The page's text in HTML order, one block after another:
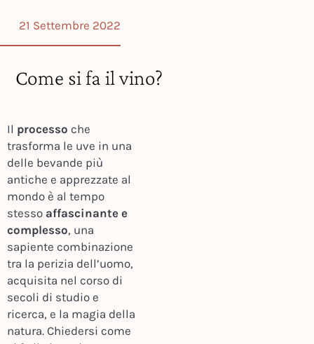
21 Settembre 2022
Come si fa il vino?
Il processo che
trasforma le uve in una
delle bevande più
antiche e apprezzate al
mondo è al tempo
stesso affascinante e
complesso, una
sapiente combinazione
tra la perizia dell’uomo,
acquisita nel corso di
secoli di studio e
ricerca, e la magia della
natura. Chiedersi come